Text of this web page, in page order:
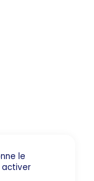
le
activer